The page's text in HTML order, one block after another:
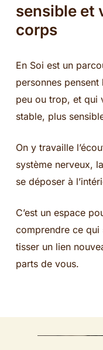
sensible et
corps
En Soi est un
personnes
peu ou trop, et qui
stable, plus
On y travaille
système nerveux,
se déposer à
C’est un espace
comprendre ce qui
tisser un lien
parts de vous.